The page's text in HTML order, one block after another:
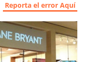
Reporta el error Aquí